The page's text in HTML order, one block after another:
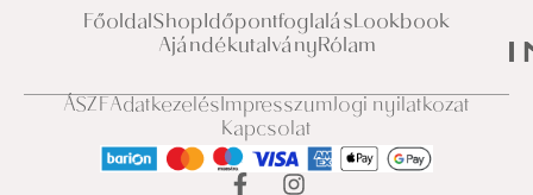
FőoldalShopIdőpontfoglalásLookbook
AjándékutalványRólam
ÁSZFAdatkezelésImpresszumJogi nyilatkozat
Kapcsolat